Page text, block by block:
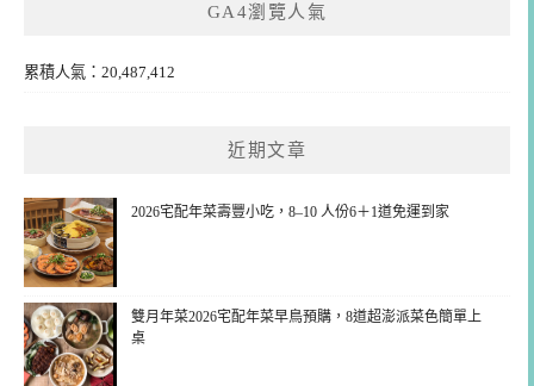
GA4瀏覽人氣
累積人氣：20,487,412
近期文章
2026宅配年菜壽豐小吃，8–10 人份6＋1道免運到家
雙月年菜2026宅配年菜早鳥預購，8道超澎派菜色簡單上
桌